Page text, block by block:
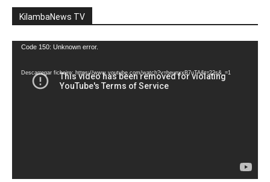
KilambaNews TV
Reprodutor
vídeo
Code 150: Unknown error.
Descarregar ficheiro: https://www.youtube.com/watch?v=heunxxB7uTA&t=22s&_=1